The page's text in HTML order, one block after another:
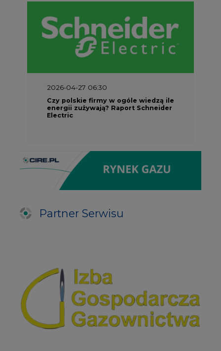
2026-04-27 06:30
Czy polskie firmy w ogóle wiedzą ile
energii zużywają? Raport Schneider
Electric
Partner Serwisu